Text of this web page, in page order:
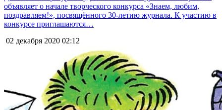
объявляет о начале творческого конкурса «Знаем, любим,
поздравляем!», посвящённого 30-летию журнала. К участию в
конкурсе приглашаются…
02 декабря 2020 02:12